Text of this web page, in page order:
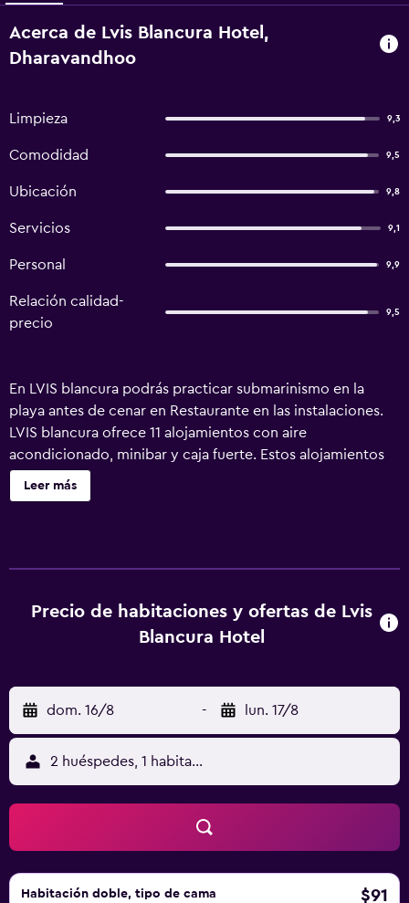
Acerca de Lvis Blancura Hotel,
Dharavandhoo
Limpieza 9,3
Comodidad 9,5
Ubicación 9,8
Servicios 9,1
Personal 9,9
Relación calidad-
precio
9,5
En LVIS blancura podrás practicar submarinismo en la
playa antes de cenar en Restaurante en las instalaciones.
LVIS blancura ofrece 11 alojamientos con aire
acondicionado, minibar y caja fuerte. Estos alojamientos
con mobiliario y decoración diferentes disponen de
escritorio. Las camas están vestidas con ropa de cama de
Este hotel en Dharavandhoo ofrece acceso a Internet wifi
gratis. Las habitaciones también incluyen botella de agua
pueden practicar las actividades de ocio y esparcimiento
que se indican más abajo en las instalaciones o cerca del
alojamiento (es posible que se aplique un recargo).
Leer más
Precio de habitaciones y ofertas de Lvis
Blancura Hotel
dom. 16/8 - lun. 17/8
2 huéspedes, 1 habitación
Habitación doble, tipo de cama
$91